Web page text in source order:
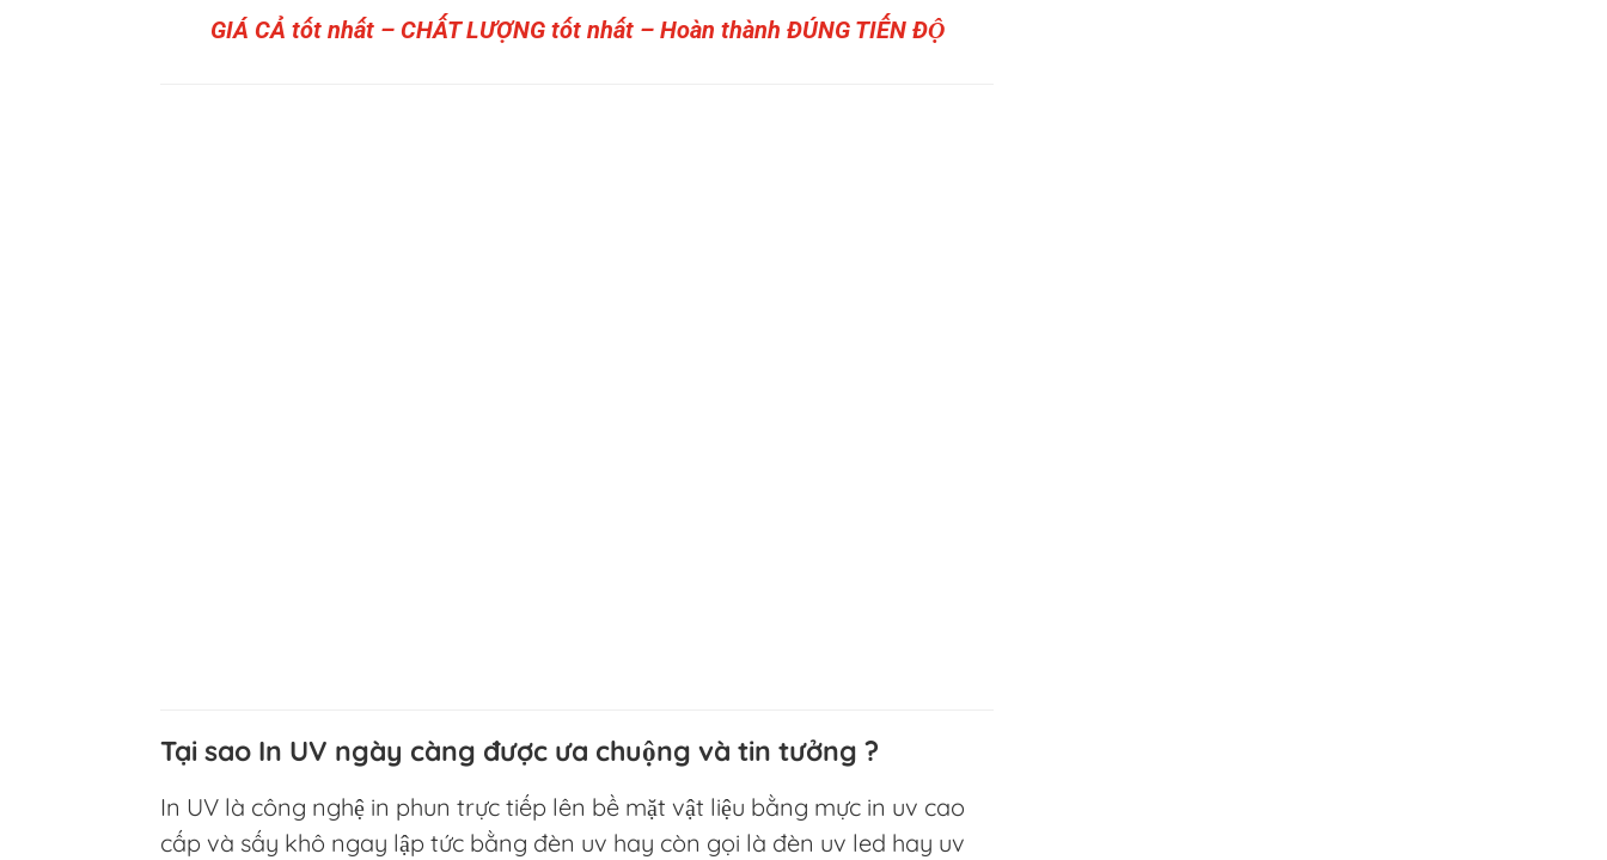
GIÁ CẢ tốt nhất – CHẤT LƯỢNG tốt nhất – Hoàn thành ĐÚNG TIẾN ĐỘ
Tại sao In UV ngày càng được ưa chuộng và tin tưởng ?
In UV là công nghệ in phun trực tiếp lên bề mặt vật liệu bằng mực in uv cao
cấp và sấy khô ngay lập tức bằng đèn uv hay còn gọi là đèn uv led hay uv